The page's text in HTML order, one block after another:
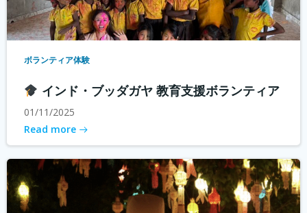
ボランティア体験
インド・ブッダガヤ 教育支援ボランティア
01/11/2025
Read more